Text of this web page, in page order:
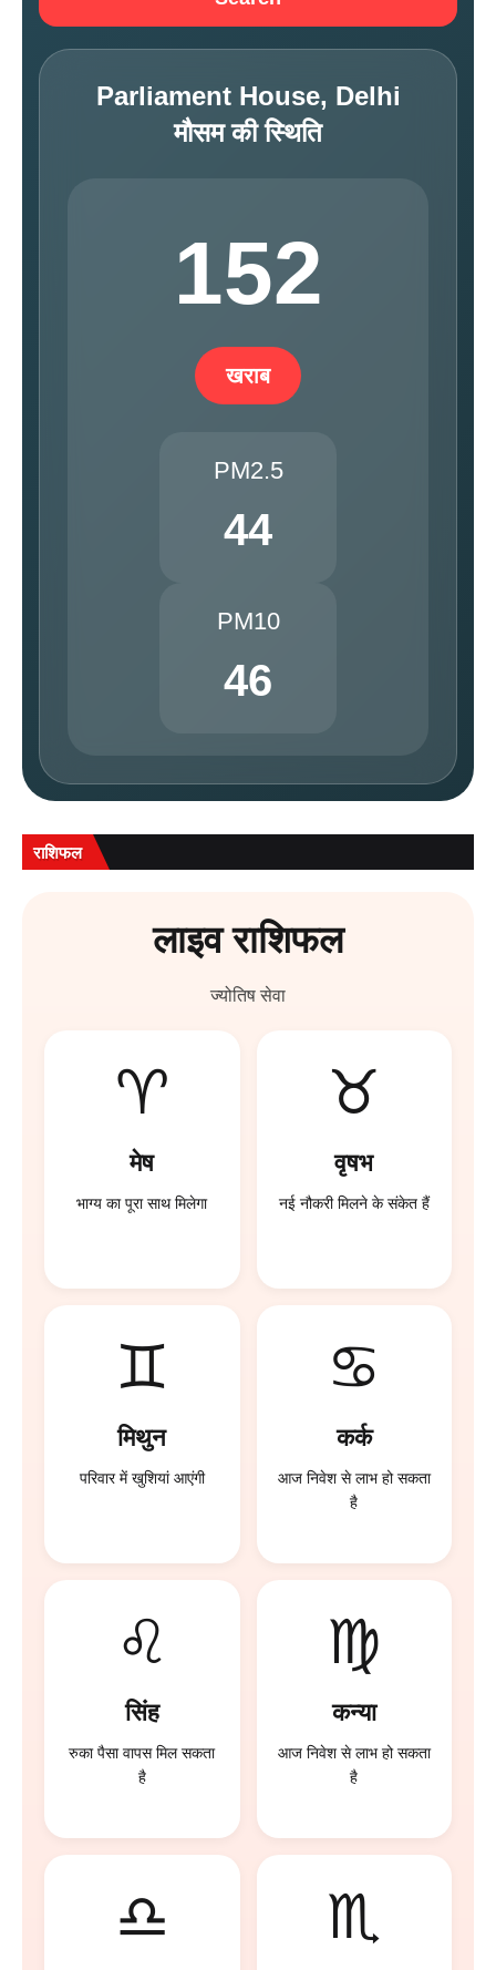
Parliament House, Delhi
मौसम की स्थिति
152
खराब
PM2.5
44
PM10
46
राशिफल
लाइव राशिफल
ज्योतिष सेवा
♈
मेष
भाग्य का पूरा साथ मिलेगा
♉
वृषभ
नई नौकरी मिलने के संकेत हैं
♊
मिथुन
परिवार में खुशियां आएंगी
♋
कर्क
आज निवेश से लाभ हो सकता
है
♌
सिंह
रुका पैसा वापस मिल सकता
है
♍
कन्या
आज निवेश से लाभ हो सकता
है
♎ ♏